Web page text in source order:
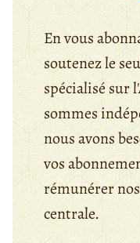
En vous
soutenez le
spécialisé sur
sommes
nous avons
vos
rémunérer
centrale.